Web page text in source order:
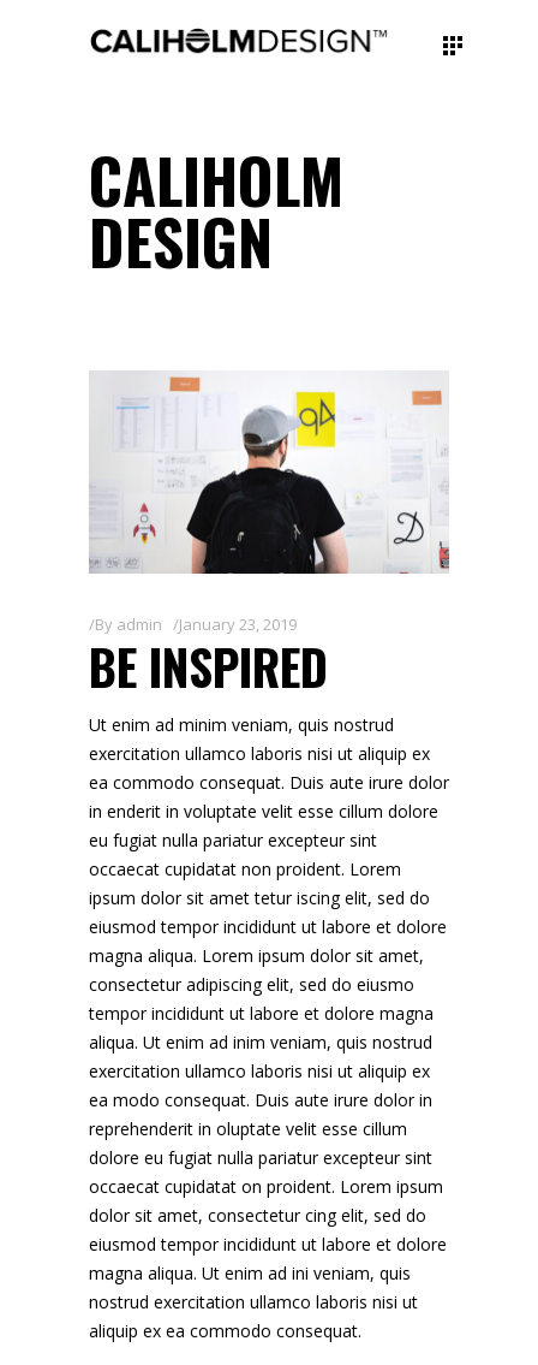
CALIHOLM
DESIGN
By admin January 23, 2019
BE INSPIRED
Ut enim ad minim veniam, quis nostrud
exercitation ullamco laboris nisi ut aliquip ex
ea commodo consequat. Duis aute irure dolor
in enderit in voluptate velit esse cillum dolore
eu fugiat nulla pariatur excepteur sint
occaecat cupidatat non proident. Lorem
ipsum dolor sit amet tetur iscing elit, sed do
eiusmod tempor incididunt ut labore et dolore
magna aliqua. Lorem ipsum dolor sit amet,
consectetur adipiscing elit, sed do eiusmo
tempor incididunt ut labore et dolore magna
aliqua. Ut enim ad inim veniam, quis nostrud
exercitation ullamco laboris nisi ut aliquip ex
ea modo consequat. Duis aute irure dolor in
reprehenderit in oluptate velit esse cillum
dolore eu fugiat nulla pariatur excepteur sint
occaecat cupidatat on proident. Lorem ipsum
dolor sit amet, consectetur cing elit, sed do
eiusmod tempor incididunt ut labore et dolore
magna aliqua. Ut enim ad ini veniam, quis
nostrud exercitation ullamco laboris nisi ut
aliquip ex ea commodo consequat.